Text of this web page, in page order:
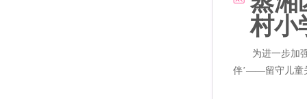
村小
为进一步加
伴’——留守儿童